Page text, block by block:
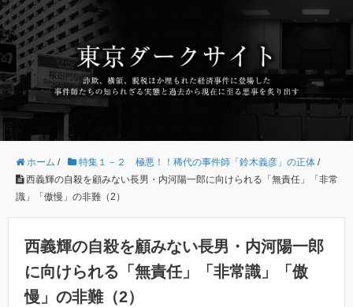
ホーム / 特集１－２ 極悪！！稀代の事件師「鈴木義彦」の正体 /
西義輝の自殺を顧みない長男・内河陽一郎に向けられる「無責任」「非常
識」「傲慢」の非難（2）
西義輝の自殺を顧みない長男・内河陽一郎
に向けられる「無責任」「非常識」「傲
慢」の非難（2）